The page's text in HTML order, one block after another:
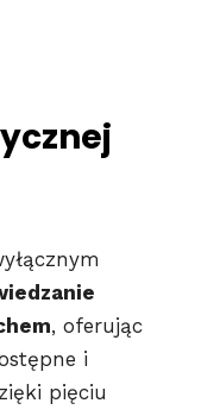
, oferując
i
pięciu